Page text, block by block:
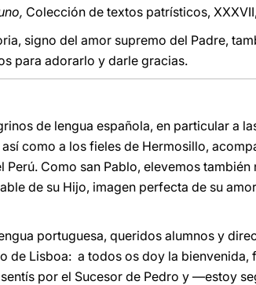
Colección de textos patrísticos,
signo del amor supremo del Padre,
para adorarlo y darle gracias.
de lengua española, en particular a
como a los fieles de Hermosillo,
Perú. Como san Pablo, elevemos
de su Hijo, imagen perfecta de su
portuguesa, queridos alumnos y
de Lisboa: a todos os doy la
por el Sucesor de Pedro y ―estoy